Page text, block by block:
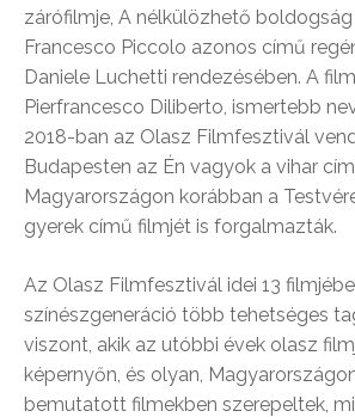
zárófilmje, A nélkülözhető
Francesco Piccolo azonos című
Daniele Luchetti rendezésében. A
Pierfrancesco Diliberto, ismertebb
2018-ban az Olasz Filmfesztivál
Budapesten az Én vagyok a vihar
Magyarországon korábban a
gyerek című filmjét is forgalmazták.
Az Olasz Filmfesztivál idei 13
színészgeneráció több tehetséges
viszont, akik az utóbbi évek olasz
képernyőn, és olyan,
bemutatott filmekben szerepeltek,